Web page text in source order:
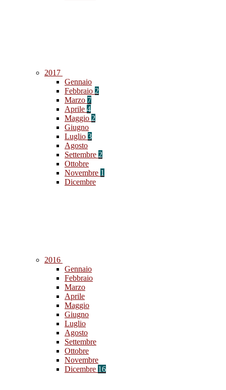
2017
Gennaio
Febbraio 2
Marzo 7
Aprile 4
Maggio 2
Giugno
Luglio 3
Agosto
Settembre 2
Ottobre
Novembre 1
Dicembre
2016
Gennaio
Febbraio
Marzo
Aprile
Maggio
Giugno
Luglio
Agosto
Settembre
Ottobre
Novembre
Dicembre 16